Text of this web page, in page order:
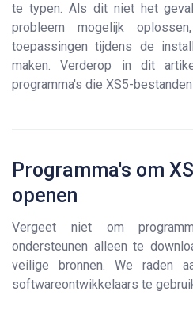
te typen. Als dit niet het
probleem mogelijk
toepassingen tijdens de
maken. Verderop in dit
programma's die XS5-
Programma's om
openen
Vergeet niet om
ondersteunen alleen te
veilige bronnen. We raden
softwareontwikkelaars te